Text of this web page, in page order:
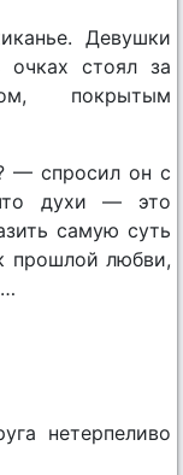
Девушки
очках стоял за
покрытым
— спросил он с
духи — это
самую суть
прошлой любви,
нетерпеливо